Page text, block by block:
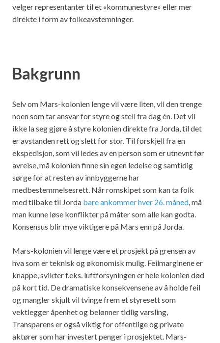
velger representanter til et «kommunestyre» eller mer
direkte i form av folkeavstemninger.
Bakgrunn
Selv om Mars-kolonien lenge vil være liten, vil den trenge
noen som tar ansvar for styre og stell fra dag én. Det vil
ikke la seg gjøre å styre kolonien direkte fra Jorda, til det
er avstanden rett og slett for stor. Til forskjell fra en
ekspedisjon, som vil ledes av en person som er utnevnt før
avreise, må kolonien finne sin egen ledelse og samtidig
sørge for at resten av innbyggerne har
medbestemmelsesrett. Når romskipet som kan ta folk
med tilbake til Jorda bare ankommer hver 26. måned , må
man kunne løse konflikter på måter som alle kan godta.
Konsensus blir mye viktigere på Mars enn på Jorda.
Mars-kolonien vil lenge være et prosjekt på grensen av
hva som er teknisk og økonomisk mulig. Feilmarginene er
knappe, svikter f.eks. luftforsyningen er hele kolonien død
på kort tid. De dramatiske konsekvensene av å holde feil
og mangler skjult vil tvinge frem et styresett som
vektlegger åpenhet og belønner tidlig varsling,
Transparens er også viktig for offentlige og private
aktører som har investert penger i prosjektet. Mars-